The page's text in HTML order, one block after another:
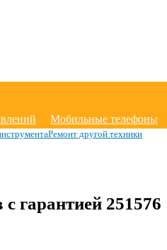
Мобильные телефоны
Ремонт другой техники
гарантией 251576